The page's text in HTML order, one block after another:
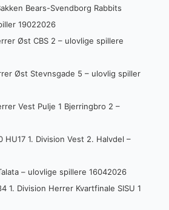
Bears-Svendborg Rabbits
19022026
Øst CBS 2 – ulovlige spillere
Øst Stevnsgade 5 – ulovlig spiller
Vest Pulje 1 Bjerringbro 2 –
1. Division Vest 2. Halvdel –
– ulovlige spillere 16042026
Division Herrer Kvartfinale SISU 1